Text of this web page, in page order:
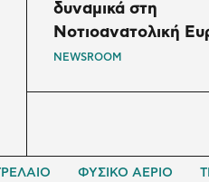
δυναμικά στη
Νοτιοανατολική
NEWSROOM
ΦΥΣΙΚΟ ΑΕΡΙΟ